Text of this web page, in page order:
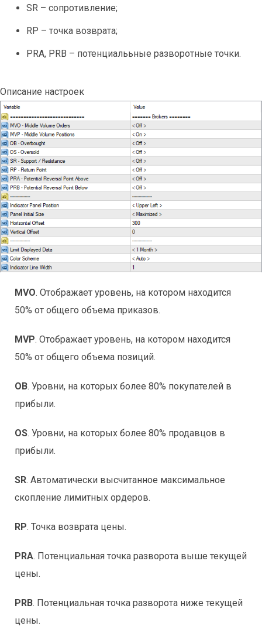
SR – сопротивление;
RP – точка возврата;
PRA, PRB – потенциалььные разворотные точки.
Описание настроек
MVO. Отображает уровень, на котором находится
50% от общего объема приказов.
MVP. Отображает уровень, на котором находится
50% от общего объема позиций.
OB. Уровни, на которых более 80% покупателей в
прибыли.
OS. Уровни, на которых более 80% продавцов в
прибыли.
SR. Автоматически высчитанное максимальное
скопление лимитных ордеров.
RP. Точка возврата цены.
PRA. Потенциальная точка разворота выше текущей
цены.
PRB. Потенциальная точка разворота ниже текущей
цены.